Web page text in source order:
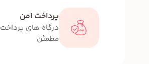
پرداخت امن
درگاه های پرداخت
مطمئن